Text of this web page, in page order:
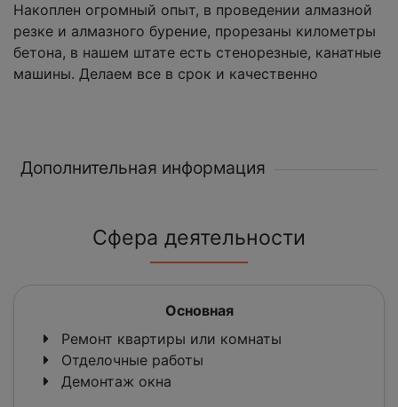
Накоплен огромный опыт, в проведении алмазной
резке и алмазного бурение, прорезаны километры
бетона, в нашем штате есть стенорезные, канатные
машины. Делаем все в срок и качественно
Дополнительная информация
Сфера деятельности
Основная
Ремонт квартиры или комнаты
Отделочные работы
Демонтаж окна